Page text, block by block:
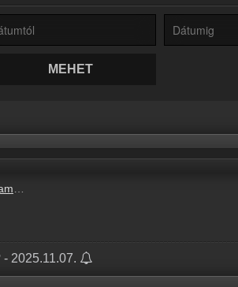
MEHET
2025.11.07.